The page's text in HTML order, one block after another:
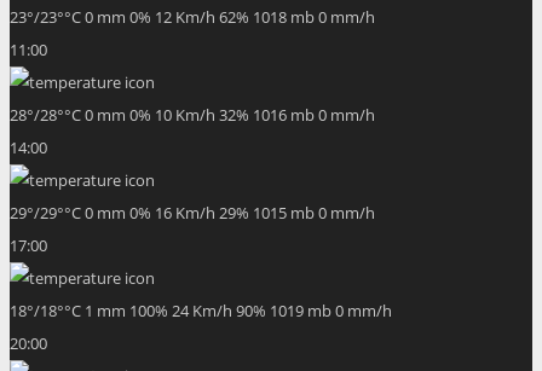
23°/23°°C0 mm 0% 12 Km/h 62% 1018 mb0 mm/h
11:00
28°/28°°C0 mm 0% 10 Km/h 32% 1016 mb0 mm/h
14:00
29°/29°°C0 mm 0% 16 Km/h 29% 1015 mb0 mm/h
17:00
18°/18°°C 1 mm 100% 24 Km/h 90% 1019 mb0 mm/h
20:00